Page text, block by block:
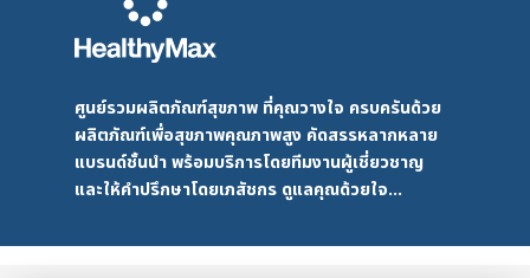
ศูนย์รวมผลิตภัณฑ์สุขภาพ ที่คุณวางใจ ครบครันด้วย
ผลิตภัณฑ์เพื่อสุขภาพคุณภาพสูง คัดสรรหลากหลาย
แบรนด์ชั้นนำ พร้อมบริการโดยทีมงานผู้เชี่ยวชาญ
และให้คำปรึกษาโดยเภสัชกร ดูแลคุณด้วยใจ...